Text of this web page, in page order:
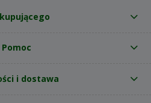
Pomoc
i dostawa